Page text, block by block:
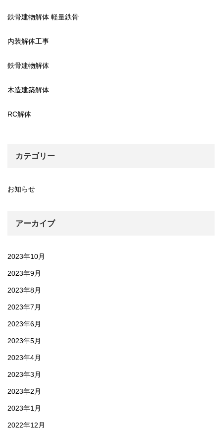
鉄骨建物解体 軽量鉄骨
内装解体工事
鉄骨建物解体
木造建築解体
RC解体
カテゴリー
お知らせ
アーカイブ
2023年10月
2023年9月
2023年8月
2023年7月
2023年6月
2023年5月
2023年4月
2023年3月
2023年2月
2023年1月
2022年12月